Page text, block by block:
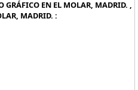
GRÁFICO EN EL MOLAR, MADRID. ,
MADRID. :